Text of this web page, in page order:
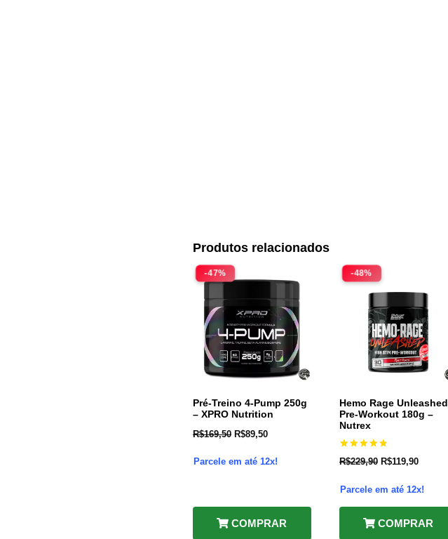
Produtos relacionados
-47%
Pré-Treino 4-Pump 250g
– XPRO Nutrition
R$169,50 R$89,50
Parcele em até 12x!
COMPRAR
-48%
Hemo Rage Unleashed
Pre-Workout 180g –
Nutrex
Avaliação
4.89
R$229,90 R$119,90
Parcele em até 12x!
COMPRAR